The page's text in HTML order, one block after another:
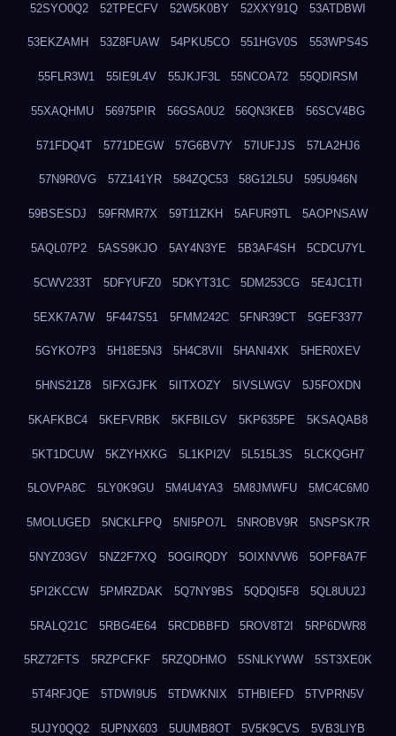
52SYO0Q2 52TPECFV 52W5K0BY 52XXY91Q 53ATDBWI
53EKZAMH 53Z8FUAW 54PKU5CO 551HGV0S 553WPS4S
55FLR3W1 55IE9L4V 55JKJF3L 55NCOA72 55QDIRSM
55XAQHMU 56975PIR 56GSA0U2 56QN3KEB 56SCV4BG
571FDQ4T 5771DEGW 57G6BV7Y 57IUFJJS 57LA2HJ6
57N9R0VG 57Z141YR 584ZQC53 58G12L5U 595U946N
59BSESDJ 59FRMR7X 59T11ZKH 5AFUR9TL 5AOPNSAW
5AQL07P2 5ASS9KJO 5AY4N3YE 5B3AF4SH 5CDCU7YL
5CWV233T 5DFYUFZ0 5DKYT31C 5DM253CG 5E4JC1TI
5EXK7A7W 5F447S51 5FMM242C 5FNR39CT 5GEF3377
5GYKO7P3 5H18E5N3 5H4C8VII 5HANI4XK 5HER0XEV
5HNS21Z8 5IFXGJFK 5IITXOZY 5IVSLWGV 5J5FOXDN
5KAFKBC4 5KEFVRBK 5KFBILGV 5KP635PE 5KSAQAB8
5KT1DCUW 5KZYHXKG 5L1KPI2V 5L515L3S 5LCKQGH7
5LOVPA8C 5LY0K9GU 5M4U4YA3 5M8JMWFU 5MC4C6M0
5MOLUGED 5NCKLFPQ 5NI5PO7L 5NROBV9R 5NSPSK7R
5NYZ03GV 5NZ2F7XQ 5OGIRQDY 5OIXNVW6 5OPF8A7F
5PI2KCCW 5PMRZDAK 5Q7NY9BS 5QDQI5F8 5QL8UU2J
5RALQ21C 5RBG4E64 5RCDBBFD 5ROV8T2I 5RP6DWR8
5RZ72FTS 5RZPCFKF 5RZQDHMO 5SNLKYWW 5ST3XE0K
5T4RFJQE 5TDWI9U5 5TDWKNIX 5THBIEFD 5TVPRN5V
5UJY0QQ2 5UPNX603 5UUMB8OT 5V5K9CVS 5VB3LIYB